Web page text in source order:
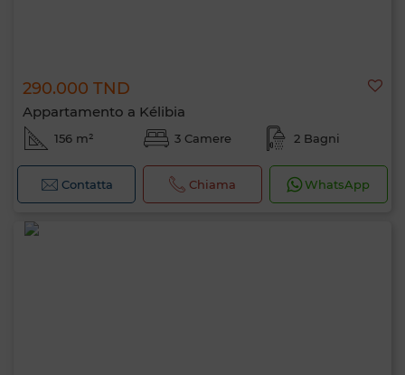
290.000 TND
Appartamento a Kélibia
156 m² 3 Camere 2 Bagni
Contatta Chiama WhatsApp